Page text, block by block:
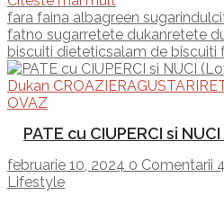
fara faina albagreen sugar
fatno sugarretete dukanretete
biscuiti dieteticsalam de biscuiti
Dukan CROAZIERAGUSTARI
OVAZ
PATE cu CIUPERCI si
februarie 10, 2024 0 Comentarii
Lifestyle